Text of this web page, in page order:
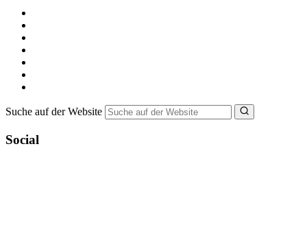
Suche auf der Website
Social